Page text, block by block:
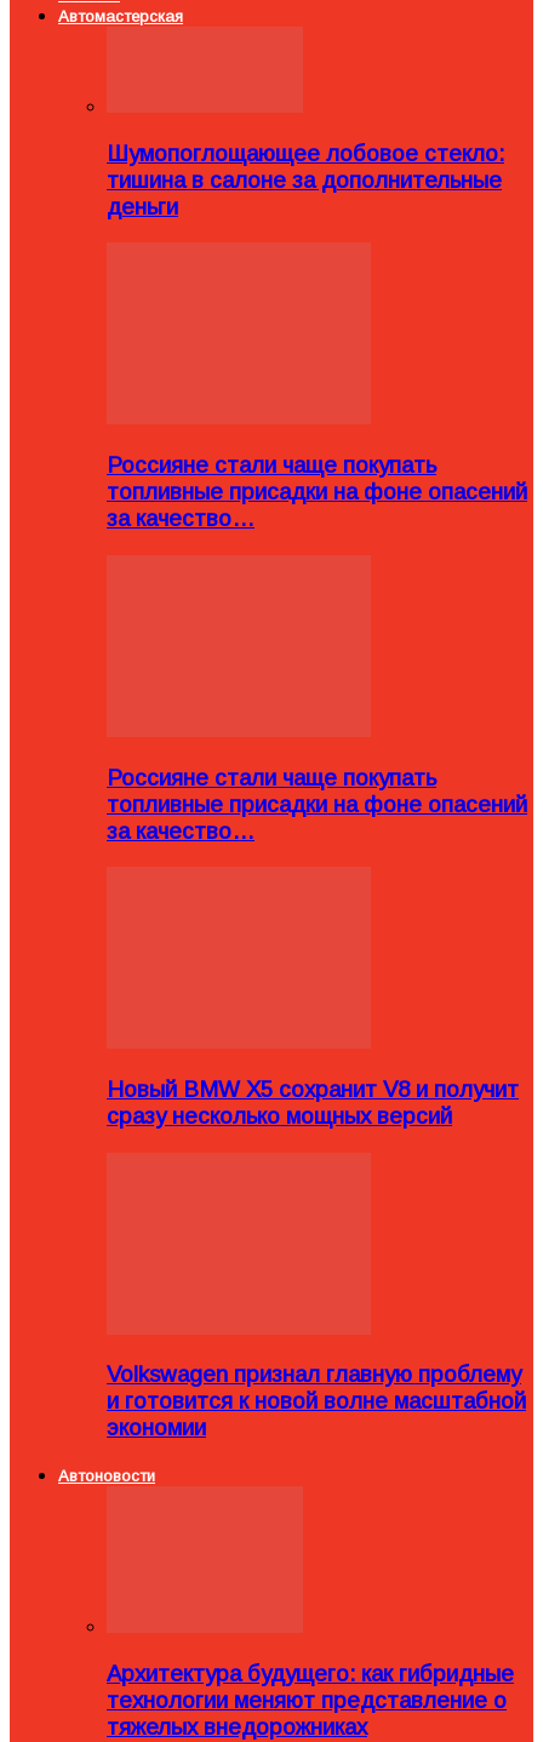
Автомастерская
Шумопоглощающее лобовое стекло:
тишина в салоне за дополнительные
деньги
Россияне стали чаще покупать
топливные присадки на фоне опасений
за качество…
Россияне стали чаще покупать
топливные присадки на фоне опасений
за качество…
Новый BMW X5 сохранит V8 и получит
сразу несколько мощных версий
Volkswagen признал главную проблему
и готовится к новой волне масштабной
экономии
Автоновости
Архитектура будущего: как гибридные
технологии меняют представление о
тяжелых внедорожниках